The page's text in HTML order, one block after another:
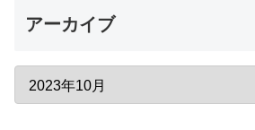
アーカイブ